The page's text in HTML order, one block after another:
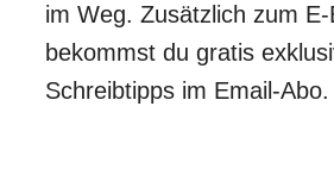
im Weg. Zusätzlich zum E-
bekommst du gratis
Schreibtipps im Email-Abo.